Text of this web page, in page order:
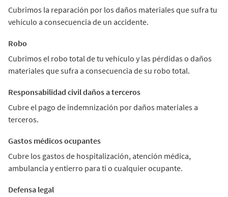
Cubrimos la reparación por los daños materiales que sufra tu
vehículo a consecuencia de un accidente.
Robo
Cubrimos el robo total de tu vehículo y las pérdidas o daños
materiales que sufra a consecuencia de su robo total.
Responsabilidad civil daños a terceros
Cubre el pago de indemnización por daños materiales a
terceros.
Gastos médicos ocupantes
Cubre los gastos de hospitalización, atención médica,
ambulancia y entierro para ti o cualquier ocupante.
Defensa legal